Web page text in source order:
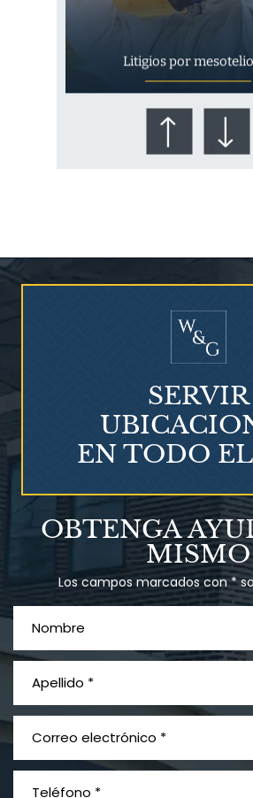
Litigios por
¿Quién corre el
Talco en polvo
Ovary cancer
¿Qué es el
OBTENGA
MISMO
Los campos marcados con *
SERVIR
EN TODO